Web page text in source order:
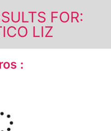
FOR:
LIZ
: